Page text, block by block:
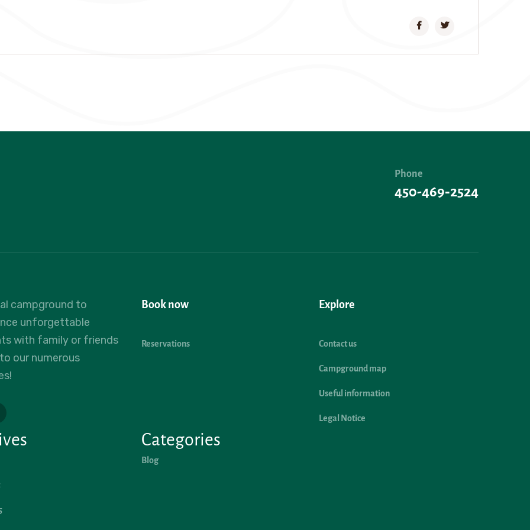
Phone
450-469‑2524
campground to
unforgettable
with family or friends
our numerous
Book now
Reservations
Explore
Contact us
Campground map
Useful information
Legal Notice
Categories
Blog